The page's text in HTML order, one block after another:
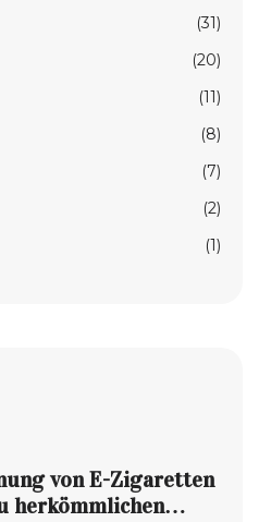
(31)
(20)
(11)
(8)
(7)
(2)
(1)
von E-Zigaretten
herkömmlichen